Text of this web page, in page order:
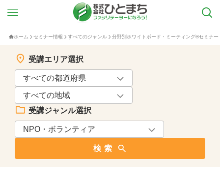
ホーム セミナー情報 すべてのジャンル 分野別ホワイトボード・ミーティング®セミナー
受講エリア選択
受講ジャンル選択
検索